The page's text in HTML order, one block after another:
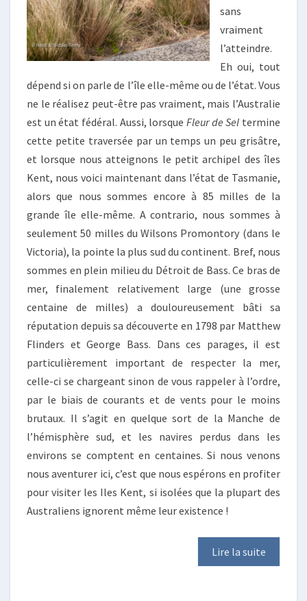
sans
vraiment
l’atteindre.
Eh oui, tout
dépend si on parle de l’île elle-même ou de l’état. Vous
ne le réalisez peut-être pas vraiment, mais l’Australie
est un état fédéral. Aussi, lorsque Fleur de Sel termine
cette petite traversée par un temps un peu grisâtre,
et lorsque nous atteignons le petit archipel des îles
Kent, nous voici maintenant dans l’état de Tasmanie,
alors que nous sommes encore à 85 milles de la
grande île elle-même. A contrario, nous sommes à
seulement 50 milles du Wilsons Promontory (dans le
Victoria), la pointe la plus sud du continent. Bref, nous
sommes en plein milieu du Détroit de Bass. Ce bras de
mer, finalement relativement large (une grosse
centaine de milles) a douloureusement bâti sa
réputation depuis sa découverte en 1798 par Matthew
Flinders et George Bass. Dans ces parages, il est
particulièrement important de respecter la mer,
celle-ci se chargeant sinon de vous rappeler à l’ordre,
par le biais de courants et de vents pour le moins
brutaux. Il s’agit en quelque sort de la Manche de
l’hémisphère sud, et les navires perdus dans les
environs se comptent en centaines. Si nous venons
nous aventurer ici, c’est que nous espérons en profiter
pour visiter les Iles Kent, si isolées que la plupart des
Australiens ignorent même leur existence !
Lire la suite